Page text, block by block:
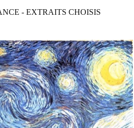
- EXTRAITS CHOISIS